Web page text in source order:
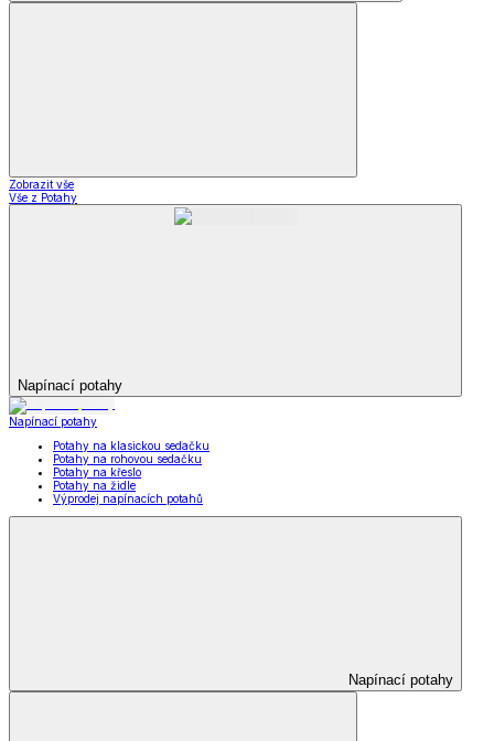
Zobrazit vše
Vše z Potahy
Napínací potahy
Napínací potahy
Potahy na klasickou sedačku
Potahy na rohovou sedačku
Potahy na křeslo
Potahy na židle
Výprodej napínacích potahů
Napínací potahy